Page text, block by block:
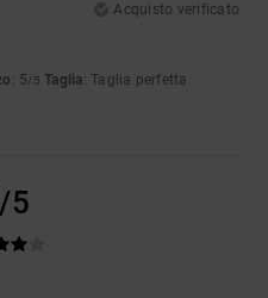
Acquisto verificato
: 5/5 Taglia: Taglia perfetta
/5